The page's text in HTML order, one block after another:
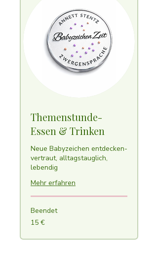
Themenstunde-
Essen & Trinken
Neue Babyzeichen entdecken-
vertraut, alltagstauglich,
lebendig
Mehr erfahren
Beendet
15
Euro
15 €